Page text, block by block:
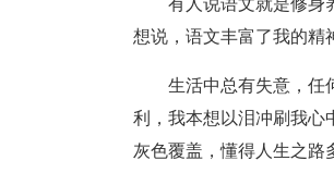
有人说语文就是修身
想说，语文丰富了我的精
生活中总有失意，任
利，我本想以泪冲刷我心
灰色覆盖，懂得人生之路